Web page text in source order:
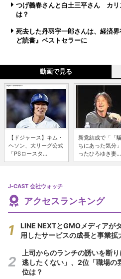
つげ義春さんと白土三平さん カリ
は？
死去した丹羽宇一郎さんは、経済
ど読書』ベストセラーに
動画で見る
【ドジャース】キム・
ヘソン、大リーグ公式
「PSロースタ...
新党結成で「「
ちにあった気分
ったひろゆき妻...
J-CAST 会社ウォッチ
アクセスランキング
LINE NEXTとGMOメディア
用したサービスの成長と事業拡
上司からのランチの誘いを断
逃したくない」、2位「職場の
位は？